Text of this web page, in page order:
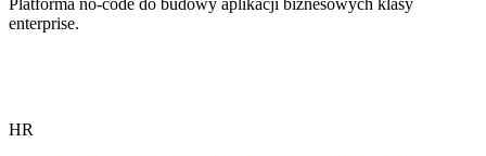
Platforma no-code do budowy aplikacji biznesowych klasy
enterprise.
HR